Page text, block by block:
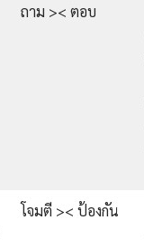
ถาม >< ตอบ
โจมตี >< ป้องกัน